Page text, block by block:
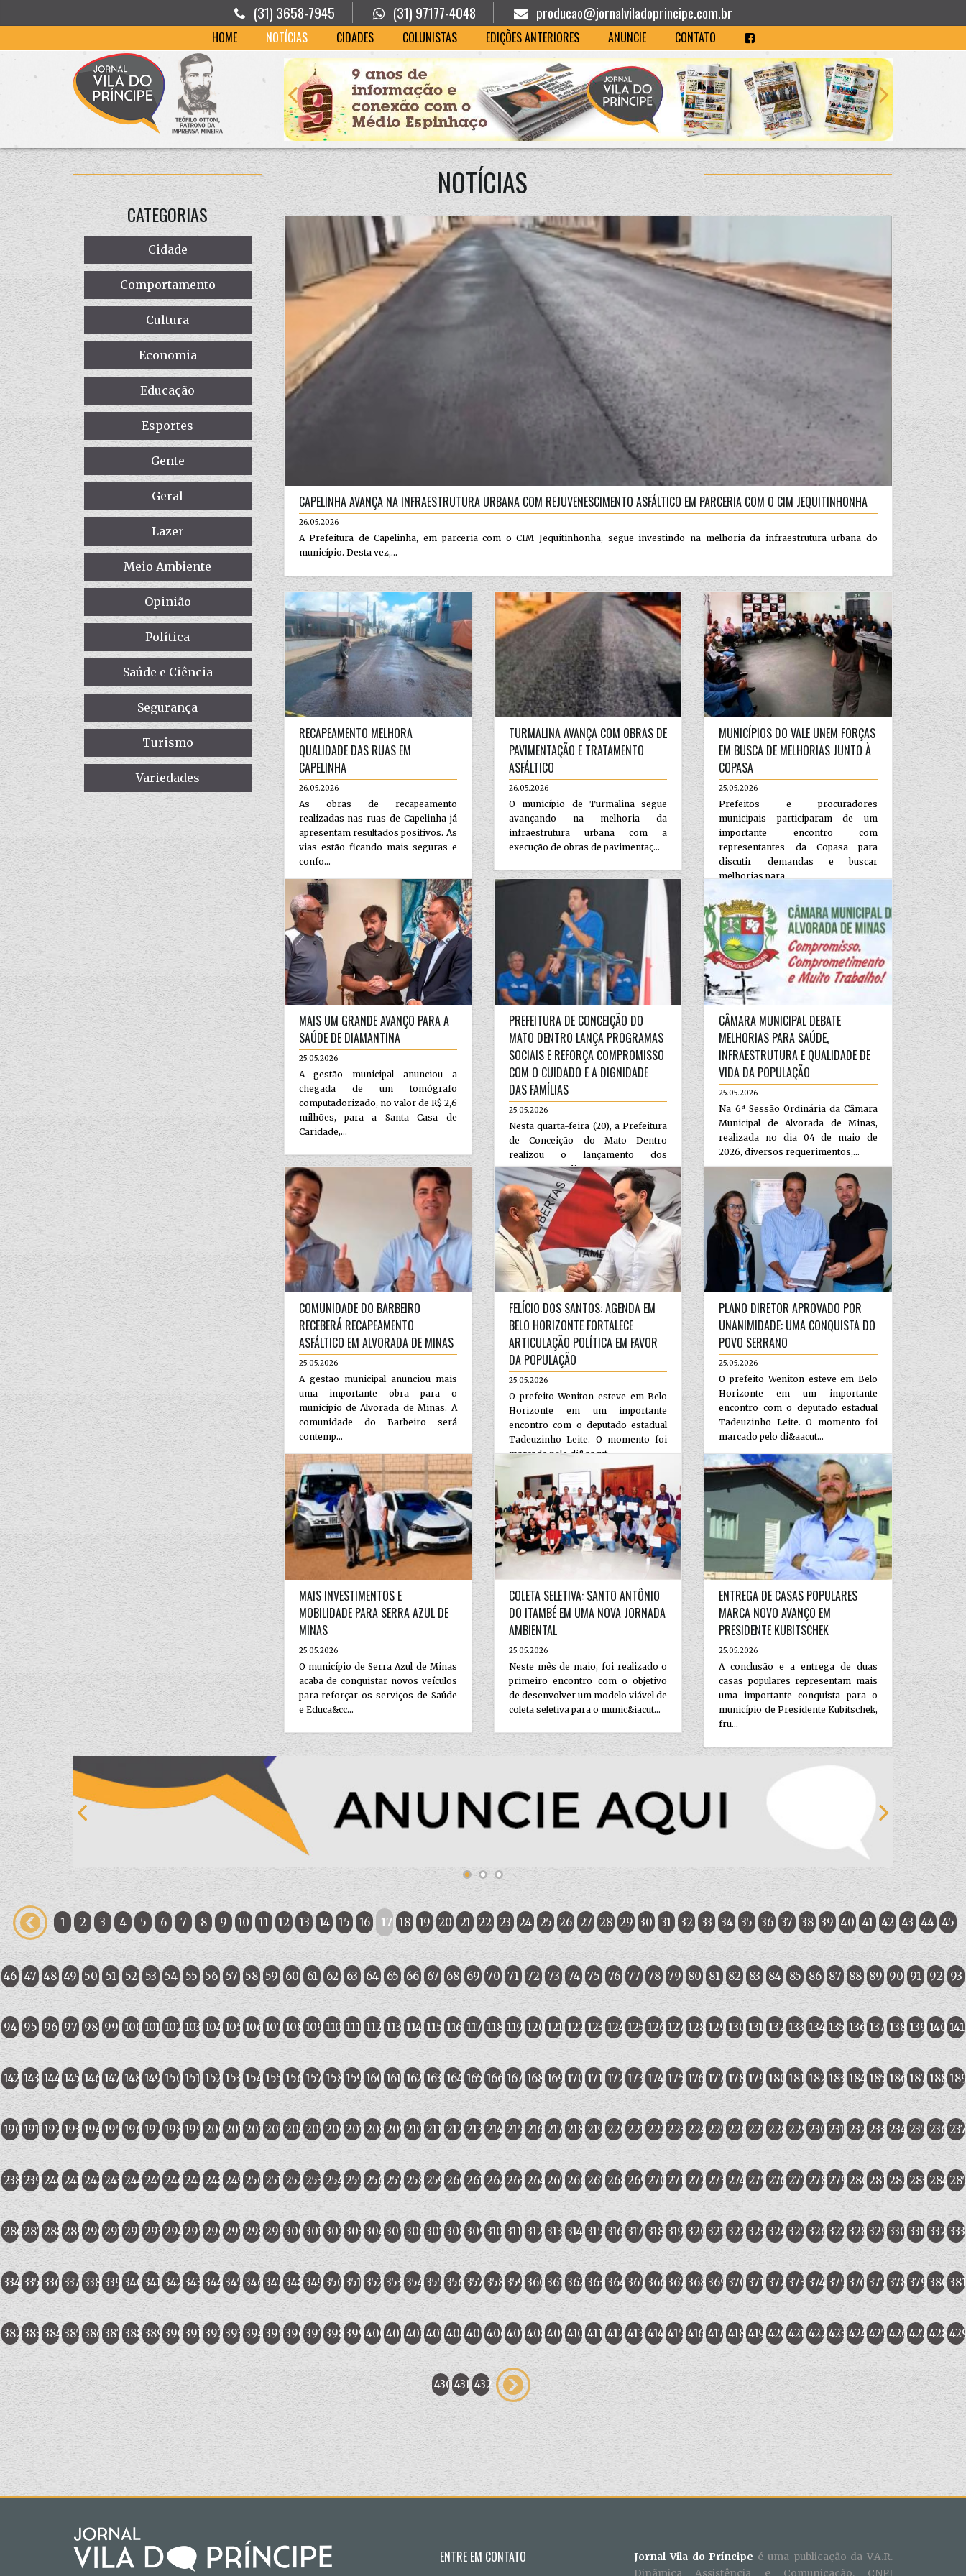
(31) 3658-7945 (31) 97177-4048 producao@jornalviladoprincipe.com.br
HOME NOTÍCIAS CIDADES COLUNISTAS EDIÇÕES ANTERIORES ANUNCIE CONTATO
NOTÍCIAS
CATEGORIAS
Cidade
Comportamento
Cultura
Economia
Educação
Esportes
Gente
Geral
Lazer
Meio Ambiente
Opinião
Política
Saúde e Ciência
Segurança
Turismo
Variedades
CAPELINHA AVANÇA NA INFRAESTRUTURA URBANA COM REJUVENESCIMENTO ASFÁLTICO EM PARCERIA COM O CIM JEQUITINHONHA
26.05.2026
A Prefeitura de Capelinha, em parceria com o CIM Jequitinhonha, segue investindo na melhoria da infraestrutura urbana do
município. Desta vez,...
RECAPEAMENTO MELHORA
QUALIDADE DAS RUAS EM
CAPELINHA
26.05.2026
As obras de recapeamento
realizadas nas ruas de Capelinha já
apresentam resultados positivos. As
vias estão ficando mais seguras e
confo...
TURMALINA AVANÇA COM OBRAS DE
PAVIMENTAÇÃO E TRATAMENTO
ASFÁLTICO
26.05.2026
O município de Turmalina segue
avançando na melhoria da
infraestrutura urbana com a
execução de obras de pavimentaç...
MUNICÍPIOS DO VALE UNEM FORÇAS
EM BUSCA DE MELHORIAS JUNTO À
COPASA
25.05.2026
Prefeitos e procuradores
municipais participaram de um
importante encontro com
representantes da Copasa para
discutir demandas e buscar
melhorias para...
MAIS UM GRANDE AVANÇO PARA A
SAÚDE DE DIAMANTINA
25.05.2026
A gestão municipal anunciou a
chegada de um tomógrafo
computadorizado, no valor de R$ 2,6
milhões, para a Santa Casa de
Caridade,...
PREFEITURA DE CONCEIÇÃO DO
MATO DENTRO LANÇA PROGRAMAS
SOCIAIS E REFORÇA COMPROMISSO
COM O CUIDADO E A DIGNIDADE
DAS FAMÍLIAS
25.05.2026
Nesta quarta-feira (20), a Prefeitura
de Conceição do Mato Dentro
realizou o lançamento dos
programas Alimento na Mesa e
Alavanca...
CÂMARA MUNICIPAL DEBATE
MELHORIAS PARA SAÚDE,
INFRAESTRUTURA E QUALIDADE DE
VIDA DA POPULAÇÃO
25.05.2026
Na 6ª Sessão Ordinária da Câmara
Municipal de Alvorada de Minas,
realizada no dia 04 de maio de
2026, diversos requerimentos,...
COMUNIDADE DO BARBEIRO
RECEBERÁ RECAPEAMENTO
ASFÁLTICO EM ALVORADA DE MINAS
25.05.2026
A gestão municipal anunciou mais
uma importante obra para o
município de Alvorada de Minas. A
comunidade do Barbeiro será
contemp...
FELÍCIO DOS SANTOS: AGENDA EM
BELO HORIZONTE FORTALECE
ARTICULAÇÃO POLÍTICA EM FAVOR
DA POPULAÇÃO
25.05.2026
O prefeito Weniton esteve em Belo
Horizonte em um importante
encontro com o deputado estadual
Tadeuzinho Leite. O momento foi
marcado pelo di&aacut...
PLANO DIRETOR APROVADO POR
UNANIMIDADE: UMA CONQUISTA DO
POVO SERRANO
25.05.2026
O prefeito Weniton esteve em Belo
Horizonte em um importante
encontro com o deputado estadual
Tadeuzinho Leite. O momento foi
marcado pelo di&aacut...
MAIS INVESTIMENTOS E
MOBILIDADE PARA SERRA AZUL DE
MINAS
25.05.2026
O município de Serra Azul de Minas
acaba de conquistar novos veículos
para reforçar os serviços de Saúde
e Educa&cc...
COLETA SELETIVA: SANTO ANTÔNIO
DO ITAMBÉ EM UMA NOVA JORNADA
AMBIENTAL
25.05.2026
Neste mês de maio, foi realizado o
primeiro encontro com o objetivo
de desenvolver um modelo viável de
coleta seletiva para o munic&iacut...
ENTREGA DE CASAS POPULARES
MARCA NOVO AVANÇO EM
PRESIDENTE KUBITSCHEK
25.05.2026
A conclusão e a entrega de duas
casas populares representam mais
uma importante conquista para o
município de Presidente Kubitschek,
fru...
1 2 3 4 5 6 7 8 9 10 11 12 13 14 15 16 17 18 19 20 21 22 23 24 25 26 27 28 29 30 31 32 33 34 35 36 37 38 39 40 41 42 43 44 45
46 47 48 49 50 51 52 53 54 55 56 57 58 59 60 61 62 63 64 65 66 67 68 69 70 71 72 73 74 75 76 77 78 79 80 81 82 83 84 85 86 87 88 89 90 91 92 93
94 95 96 97 98 99 100101 102 103 104 105 106 107 108 109110 111 112 113 114 115 116 117 118 119 120121 122 123 124 125 126 127 128 129130 131 132 133 134 135 136 137 138 139 140 141
142 143 144 145 146 147 148 149 150151 152 153 154 155 156 157 158 159 160 161 162 163 164 165 166 167 168 169 170 171 172 173 174 175 176 177 178 179 180181 182 183 184 185 186 187 188
190191 192 193 194 195 196 197 198 199200201 202203204205206207208209210 211 212 213 214 215 216 217 218 219 220221 222223 224225226227228229230231 232 233 234235 236237
238239240241 242243 244245246247248249250251 252 253 254255 256257 258259260261 262263 264265266267268269270271 272273 274275276277278279280281 282283 284
286287288289290291 292293294295296297298299300301 302303 304305306307308309310 311 312 313 314 315 316 317 318 319 320321 322323 324325326327 328329330 331 332 333
334 335 336 337 338 339 340341 342343 344345346347 348349350351 352 353 354355 356357 358359360361 362363 364365 366367 368369370371 372 373 374 375 376 377 378379380381
382383 384385 386387388389390391 392393 394395396397398399400401 402403404405406407408409410 411 412 413 414 415 416 417 418 419 420421 422423 424425 426427 428
430431 432
ENTRE EM CONTATO Jornal Vila do Príncipe é uma publicação da V.A.R.
Dinãmica Assistência e Comunicação, CNPJ